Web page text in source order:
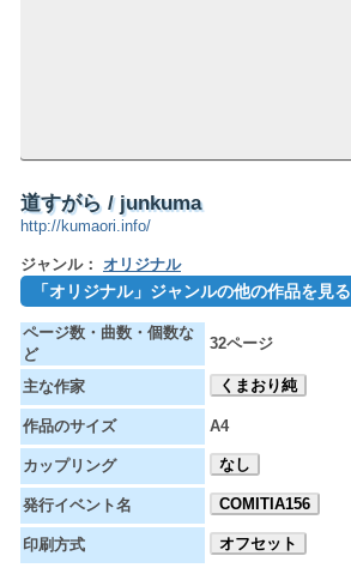
道すがら / junkuma
http://kumaori.info/
ジャンル： オリジナル
「オリジナル」ジャンルの他の作品を見る
ページ数・曲数・個数な
ど
32ページ
主な作家 くまおり純
作品のサイズ A4
カップリング なし
発行イベント名 COMITIA156
印刷方式 オフセット